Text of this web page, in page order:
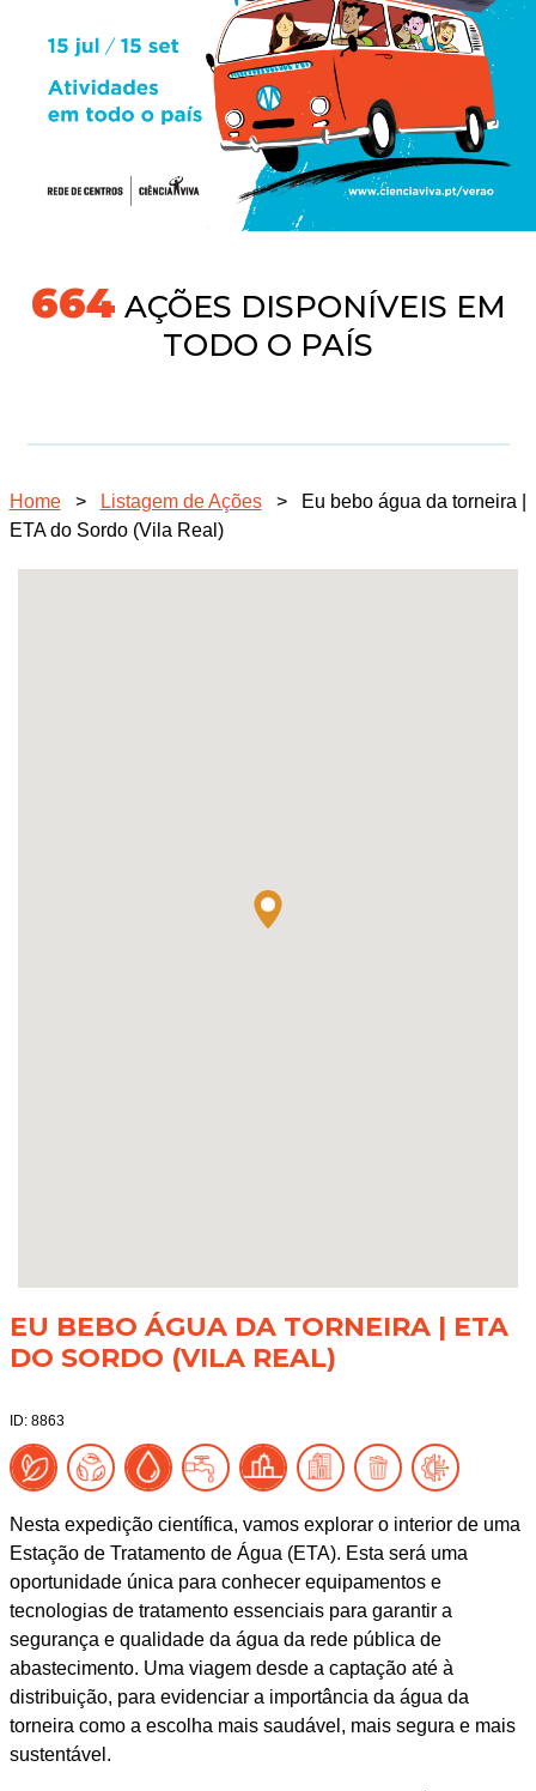
691AÇÕES DISPONÍVEIS EM
TODO O PAÍS
Home > Listagem de Ações >
Eu bebo água da torneira |
ETA do Sordo (Vila Real)
EU BEBO ÁGUA DA TORNEIRA | ETA
DO SORDO (VILA REAL)
ID: 8863
Nesta expedição científica, vamos explorar o interior de uma
Estação de Tratamento de Água (ETA). Esta será uma
oportunidade única para conhecer equipamentos e
tecnologias de tratamento essenciais para garantir a
segurança e qualidade da água da rede pública de
abastecimento. Uma viagem desde a captação até à
distribuição, para evidenciar a importância da água da
torneira como a escolha mais saudável, mais segura e mais
sustentável.